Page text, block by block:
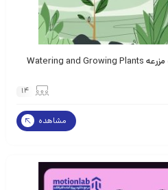
پروژه آماده افترافکت موشن گرافیک مزرعه Watering and Growing Plants
14
مشاهده